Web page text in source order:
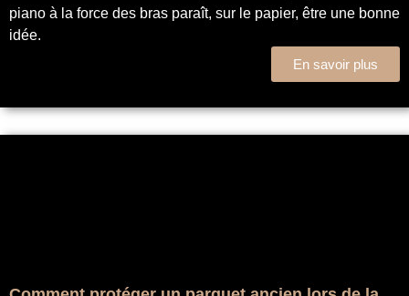
piano à la force des bras paraît, sur le papier, être une bonne
idée.
En savoir plus